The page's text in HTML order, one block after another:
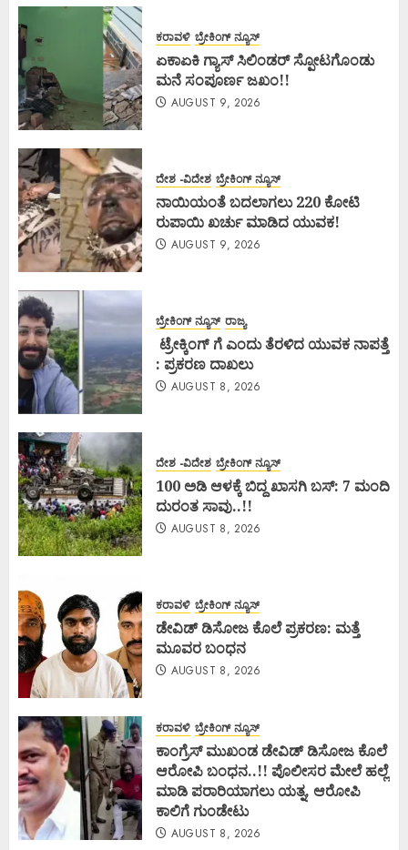
ಕರಾವಳಿ ಬ್ರೇಕಿಂಗ್ ನ್ಯೂಸ್
ಏಕಾಏಕಿ ಗ್ಯಾಸ್ ಸಿಲಿಂಡರ್ ಸ್ಪೋಟಗೊಂಡು
ಮನೆ ಸಂಪೂರ್ಣ ಜಖಂ!!
AUGUST 9, 2026
ದೇಶ -ವಿದೇಶ ಬ್ರೇಕಿಂಗ್ ನ್ಯೂಸ್
ನಾಯಿಯಂತೆ ಬದಲಾಗಲು 220 ಕೋಟಿ
ರುಪಾಯಿ ಖರ್ಚು ಮಾಡಿದ ಯುವಕ!
AUGUST 9, 2026
ಬ್ರೇಕಿಂಗ್ ನ್ಯೂಸ್ ರಾಜ್ಯ
ಟ್ರೇಕ್ಕಿಂಗ್ ಗೆ ಎಂದು ತೆರಳಿದ ಯುವಕ ನಾಪತ್ತೆ
: ಪ್ರಕರಣ ದಾಖಲು
AUGUST 8, 2026
ದೇಶ -ವಿದೇಶ ಬ್ರೇಕಿಂಗ್ ನ್ಯೂಸ್
100 ಅಡಿ ಆಳಕ್ಕೆ ಬಿದ್ದ ಖಾಸಗಿ ಬಸ್: 7 ಮಂದಿ
ದುರಂತ ಸಾವು..!!
AUGUST 8, 2026
ಕರಾವಳಿ ಬ್ರೇಕಿಂಗ್ ನ್ಯೂಸ್
ಡೇವಿಡ್ ಡಿಸೋಜ ಕೊಲೆ ಪ್ರಕರಣ: ಮತ್ತೆ
ಮೂವರ ಬಂಧನ
AUGUST 8, 2026
ಕರಾವಳಿ ಬ್ರೇಕಿಂಗ್ ನ್ಯೂಸ್
ಕಾಂಗ್ರೆಸ್ ಮುಖಂಡ ಡೇವಿಡ್ ಡಿಸೋಜ ಕೊಲೆ
ಆರೋಪಿ ಬಂಧನ..!! ಪೊಲೀಸರ ಮೇಲೆ ಹಲ್ಲೆ
ಮಾಡಿ ಪರಾರಿಯಾಗಲು ಯತ್ನ, ಆರೋಪಿ
ಕಾಲಿಗೆ ಗುಂಡೇಟು
AUGUST 8, 2026